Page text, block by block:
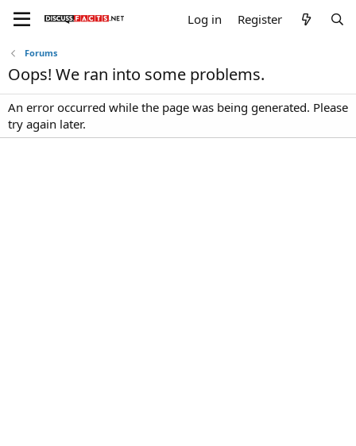
Log in Register
Forums
Oops! We ran into some problems.
An error occurred while the page was being generated. Please
try again later.